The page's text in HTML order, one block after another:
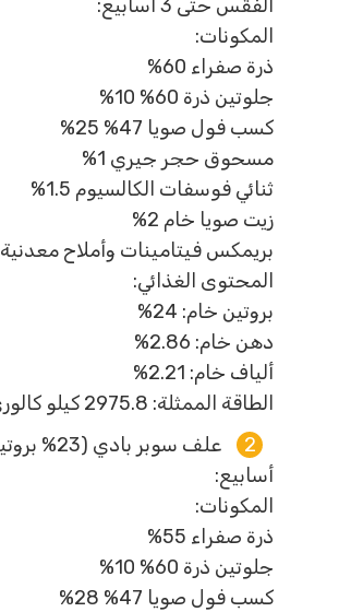
الفقس حتى 3 أسابيع:
المكونات:
ذرة صفراء 60%
جلوتين ذرة 60% 10%
كسب فول صويا 47% 25%
مسحوق حجر جيري 1%
ثنائي فوسفات الكالسيوم 1.5%
زيت صويا خام 2%
بريمكس فيتامينات وأملاح معدنية 0.3%
المحتوى الغذائي:
بروتين خام: 24%
دهن خام: 2.86%
ألياف خام: 2.21%
الطاقة الممثلة: 2975.8 كيلو كالوري/كجم
أسابيع:
المكونات:
ذرة صفراء 55%
جلوتين ذرة 60% 10%
كسب فول صويا 47% 28%